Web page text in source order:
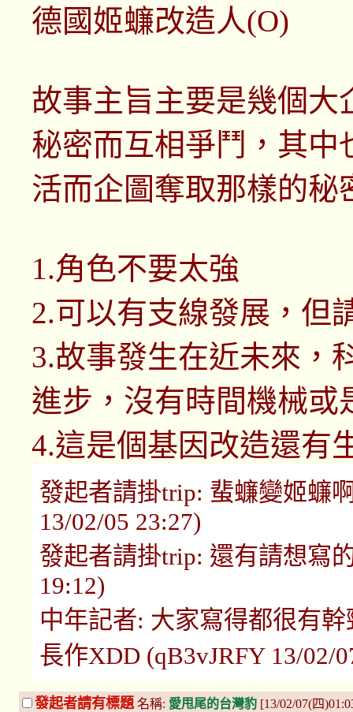
德國姬蠊改造人(O)
故事主旨主要是幾個大
秘密而互相爭鬥，其中
活而企圖奪取那樣的秘
1.角色不要太強
2.可以有支線發展，但
3.故事發生在近未來，
進步，沒有時間機械或
4.這是個基因改造還有
發起者請掛trip: 蜚蠊變姬蠊
13/02/05 23:27)
發起者請掛trip: 還有請想寫
19:12)
中年記者: 大家寫得都很有
長作XDD (qB3vJRFY 13/02/
發起者請有標題 名稱: 愛甩尾的台灣豹 [13/02/07(四